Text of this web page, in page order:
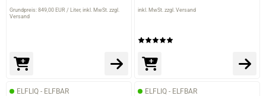
Grundpreis: 849,00 EUR / Liter inkl. MwSt. zzgl.
Versand
inkl. MwSt. zzgl. Versand
ELFLIQ - ELFBAR ELFLIQ - ELFBAR